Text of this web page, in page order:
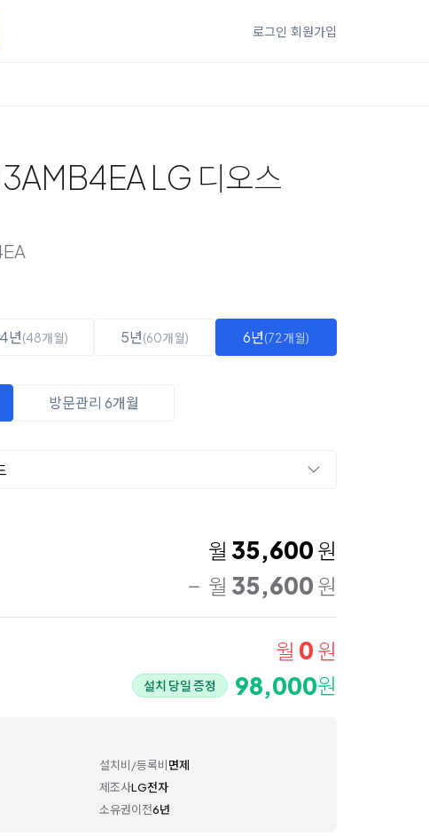
로그인 회원가입
LG 디오스
4년(48개월) 5년(60개월) 6년(72개월)
방문관리 6개월
월 35,600 원
월 35,600 원
월 0 원
설치 당일 증정 98,000원
설치비/등록비면제
제조사LG전자
소유권이전6년